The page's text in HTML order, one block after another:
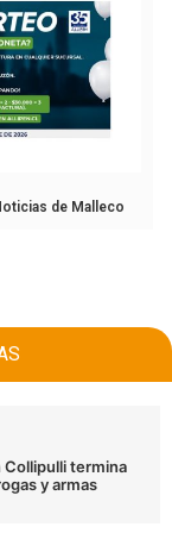
de Malleco
Collipulli termina
y armas